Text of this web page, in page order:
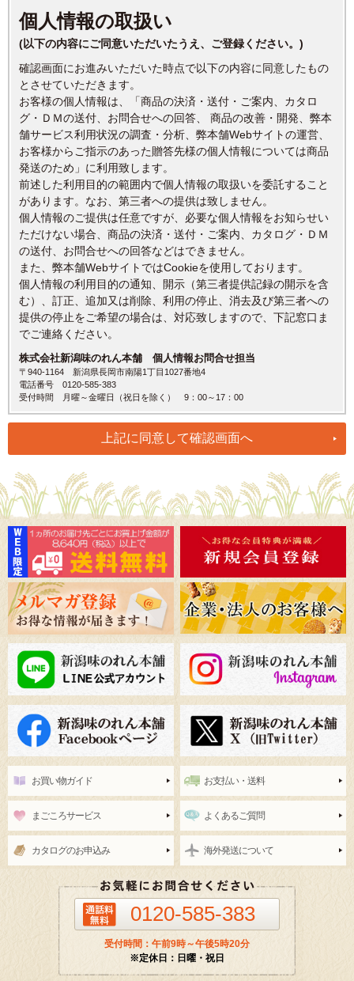
個人情報の取扱い
(以下の内容にご同意いただいたうえ、ご登録ください。)
確認画面にお進みいただいた時点で以下の内容に同意したもの
とさせていただきます。
お客様の個人情報は、「商品の決済・送付・ご案内、カタロ
グ・ＤＭの送付、お問合せへの回答、 商品の改善・開発、弊本
舗サービス利用状況の調査・分析、弊本舗Webサイトの運営、
お客様からご指示のあった贈答先様の個人情報については商品
発送のため」に利用致します。
前述した利用目的の範囲内で個人情報の取扱いを委託すること
があります。なお、第三者への提供は致しません。
個人情報のご提供は任意ですが、必要な個人情報をお知らせい
ただけない場合、商品の決済・送付・ご案内、カタログ・ＤＭ
の送付、お問合せへの回答などはできません。
また、弊本舗WebサイトではCookieを使用しております。
個人情報の利用目的の通知、開示（第三者提供記録の開示を含
む）、訂正、追加又は削除、利用の停止、消去及び第三者への
提供の停止をご希望の場合は、対応致しますので、下記窓口ま
でご連絡ください。
株式会社新潟味のれん本舗 個人情報お問合せ担当
〒940-1164 新潟県長岡市南陽1丁目1027番地4
電話番号 0120-585-383
受付時間 月曜～金曜日（祝日を除く） 9：00～17：00
お買い物ガイド お支払い・送料
まごころサービス よくあるご質問
カタログのお申込み 海外発送について
0120-585-383
受付時間：午前9時～午後5時20分
※定休日：日曜・祝日